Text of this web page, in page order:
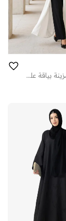
عباية مفتوحة مزينة بياقة على شكل حرف